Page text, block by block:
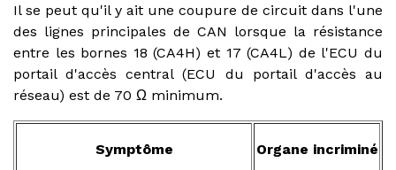
Il se peut qu'il y ait une coupure de circuit dans l'une
des lignes principales de CAN lorsque la résistance
entre les bornes 18 (CA4H) et 17 (CA4L) de l'ECU du
portail d'accès central (ECU du portail d'accès au
réseau) est de 70 Ω minimum.
Symptôme Organe incriminé